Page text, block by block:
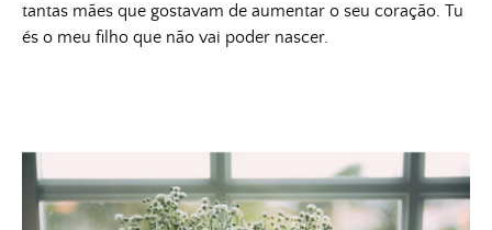
tantas mães que gostavam de aumentar o seu coração. Tu
és o meu filho que não vai poder nascer.